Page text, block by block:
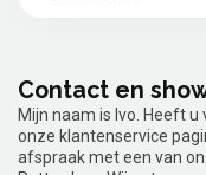
Contact en
Mijn naam is Ivo. Heeft
onze klantenservice
afspraak met een van